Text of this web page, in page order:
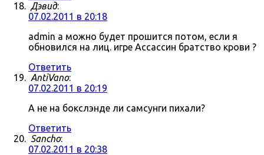
Дэвид:
07.02.2011 в 20:18
admin а можно будет прошится потом, если я
обновился на лиц. игре Ассассин братство крови ?
Ответить
AntiVano:
07.02.2011 в 20:19
А не на бокслэнде ли самсунги пихали?
Ответить
Sancho:
07.02.2011 в 20:38